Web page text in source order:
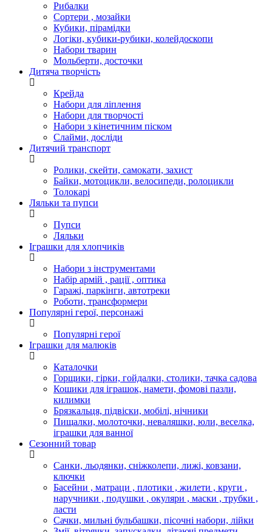
Рибалки
Сортери , мозайки
Кубики, пірамідки
Логіки, кубики-рубики, колейдоскопи
Набори тварин
Мольберти, досточки
Дитяча творчість
Крейда
Набори для ліплення
Набори для творчості
Набори з кінетичним піском
Слайми, досліди
Дитячий транспорт
Ролики, скейти, самокати, захист
Байки, мотоцикли, велосипеди, ролоцикли
Толокарі
Ляльки та пупси
Пупси
Ляльки
Іграшки для хлопчиків
Набори з інструментами
Набір армій , рації , оптика
Гаражі, паркінги, автотреки
Роботи, трансформери
Популярні герої, персонажі
Популярні герої
Іграшки для малюків
Каталочки
Горщики, гірки, гойдалки, столики, тачка садова
Кошики для іграшок, намети, фомові пазли,
килимки
Брязкальця, підвіски, мобілі, нічники
Пищалки, молоточки, неваляшки, юли, веселка,
іграшки для ванної
Сезонний товар
Санки, льодянки, сніжколепи, лижі, ковзани,
ключки
Басейни , матраци , плотики , жилети , круги ,
наручники , подушки , окуляри , маски , трубки ,
ласти
Сачки, мильні бульбашки, пісочні набори, лійки